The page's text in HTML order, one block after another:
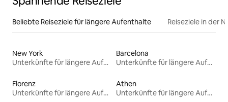
Beliebte Reiseziele für längere Aufenthalte Reiseziele in der
New York
Unterkünfte für längere Aufenthalte
Barcelona
Unterkünfte für längere Aufenthalte
Florenz
Unterkünfte für längere Aufenthalte
Athen
Unterkünfte für längere Aufenthalte